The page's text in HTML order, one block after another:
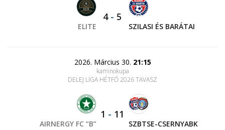
ELITE
4- 5
SZILASI ÉS BARÁTAI
2026. Március 30. 21:15
kaminokupa
DELEJ LIGA HÉTFŐ 2026 TAVASZ
AIRNERGY FC “B”
1 - 11
SZBTSE-CSERNYABK